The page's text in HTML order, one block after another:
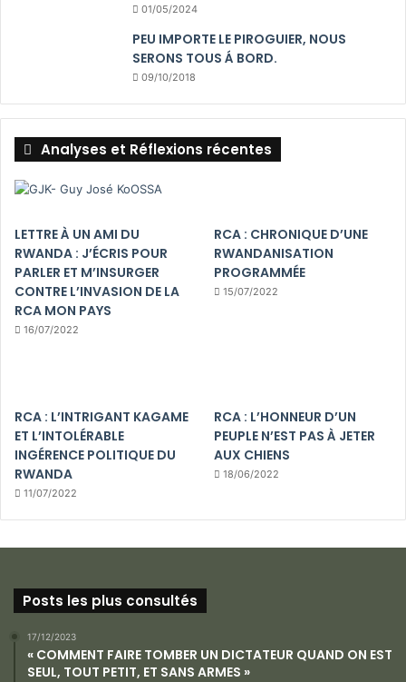
01/05/2024
PEU IMPORTE LE PIROGUIER, NOUS
SERONS TOUS Á BORD.
09/10/2018
Analyses et Réflexions récentes
LETTRE À UN AMI DU
RWANDA : J’ÉCRIS POUR
PARLER ET M’INSURGER
CONTRE L’INVASION DE LA
RCA MON PAYS
16/07/2022
RCA : CHRONIQUE D’UNE
RWANDANISATION
PROGRAMMÉE
15/07/2022
RCA : L’INTRIGANT KAGAME
ET L’INTOLÉRABLE
INGÉRENCE POLITIQUE DU
RWANDA
11/07/2022
RCA : L’HONNEUR D’UN
PEUPLE N’EST PAS À JETER
AUX CHIENS
18/06/2022
Posts les plus consultés
17/12/2023
« COMMENT FAIRE TOMBER UN DICTATEUR QUAND ON EST
SEUL, TOUT PETIT, ET SANS ARMES »